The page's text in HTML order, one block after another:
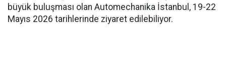
büyük buluşması olan Automechanika İstanbul, 19-22
Mayıs 2026 tarihlerinde ziyaret edilebiliyor.